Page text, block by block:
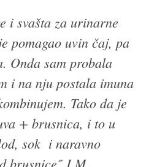
i svašta za urinarne
pomagao uvin čaj, pa
Onda sam probala
i na nju postala imuna
Tako da je
+ brusnica, i to u
sok i naravno
brusnice˝ J.M.